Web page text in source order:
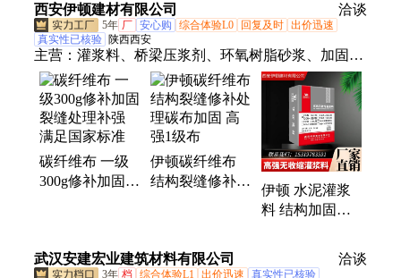
西安伊顿建材有限公司 洽谈
5年 厂 安心购 综合体验L0 回复及时 出价迅速
真实性已核验 陕西西安
主营： 灌浆料、桥梁压浆剂、环氧树脂砂浆、加固修
补砂浆、自流平水泥、支座灌浆料、高延性混凝土、
水泥路面修补料、色差修复剂、混凝土防碳化涂料、
压浆剂、融雪剂、速凝剂、膨胀剂
碳纤维布 一级
300g修补加固裂
伊顿碳纤维布
结构裂缝修补处
伊顿 水泥灌浆
料 结构加固补
家批发 源头厂
家
武汉安建宏业建筑材料有限公司 洽谈
3年 档 综合体验L1 出价迅速
真实性已核验